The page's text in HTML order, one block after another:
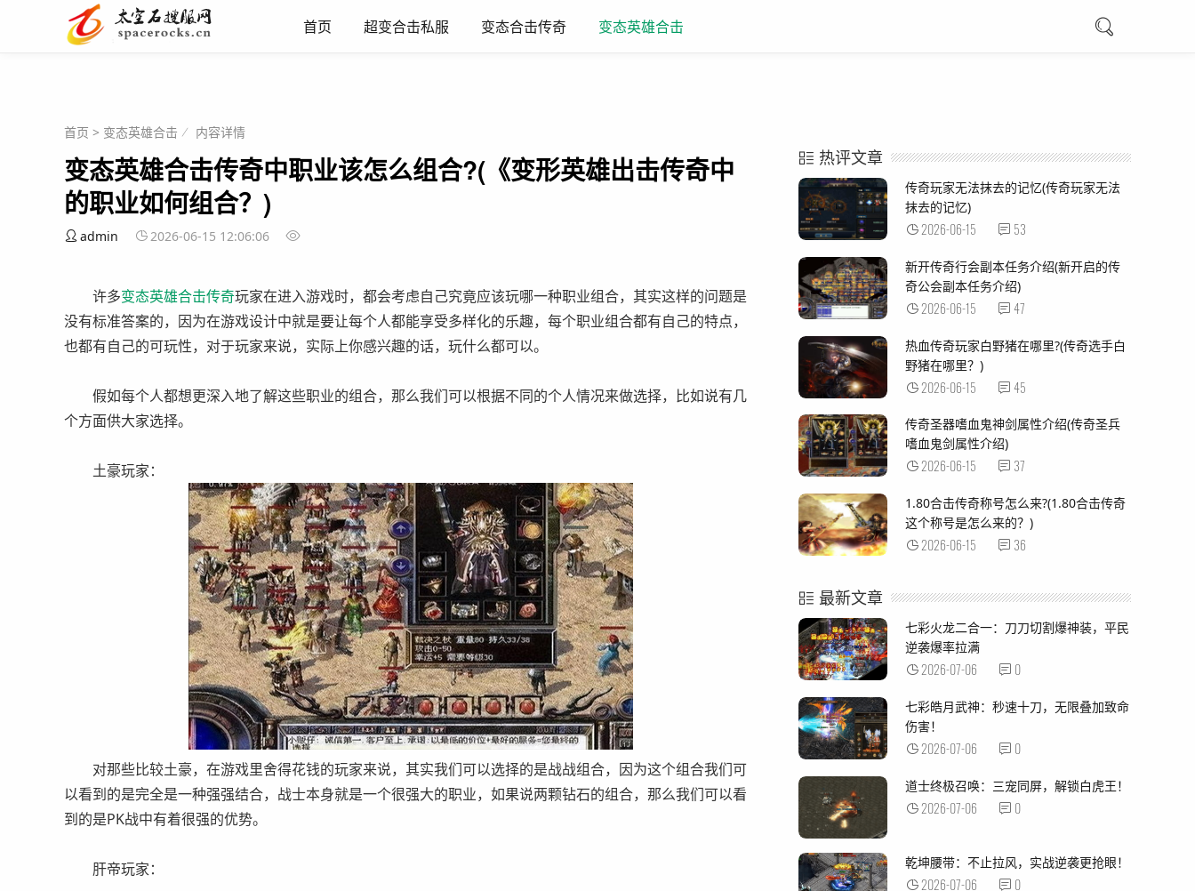
首页 超变合击私服 变态合击传奇 变态英雄合击
首页 > 变态英雄合击 内容详情
变态英雄合击传奇中职业该怎么组合?(《变形英雄出击传奇中
的职业如何组合？)
admin 2026-06-15 12:06:06
许多变态英雄合击传奇玩家在进入游戏时，都会考虑自己究竟应该玩哪一种职业组合，其实这样的问题是
没有标准答案的，因为在游戏设计中就是要让每个人都能享受多样化的乐趣，每个职业组合都有自己的特点，
也都有自己的可玩性，对于玩家来说，实际上你感兴趣的话，玩什么都可以。
假如每个人都想更深入地了解这些职业的组合，那么我们可以根据不同的个人情况来做选择，比如说有几
个方面供大家选择。
土豪玩家：
对那些比较土豪，在游戏里舍得花钱的玩家来说，其实我们可以选择的是战战组合，因为这个组合我们可
以看到的是完全是一种强强结合，战士本身就是一个很强大的职业，如果说两颗钻石的组合，那么我们可以看
到的是PK战中有着很强的优势。
肝帝玩家：
热评文章
传奇玩家无法抹去的记忆(传奇玩家无法
抹去的记忆)
2026-06-15 53
新开传奇行会副本任务介绍(新开启的传
奇公会副本任务介绍)
2026-06-15 47
热血传奇玩家白野猪在哪里?(传奇选手白
野猪在哪里？)
2026-06-15 45
传奇圣器嗜血鬼神剑属性介绍(传奇圣兵
嗜血鬼剑属性介绍)
2026-06-15 37
1.80合击传奇称号怎么来?(1.80合击传奇
这个称号是怎么来的？)
2026-06-15 36
最新文章
七彩火龙二合一：刀刀切割爆神装，平民
逆袭爆率拉满
2026-07-06 0
七彩皓月武神：秒速十刀，无限叠加致命
伤害！
2026-07-06 0
道士终极召唤：三宠同屏，解锁白虎王！
2026-07-06 0
乾坤腰带：不止拉风，实战逆袭更抢眼！
2026-07-06 0